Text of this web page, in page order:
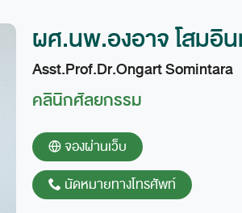
ผศ.นพ.องอาจ โสมอิ
Asst.Prof.Dr.Ongart Somintara
คลินิกศัลยกรรม
จองผ่านเว็บ
นัดหมายทางโทรศัพท์